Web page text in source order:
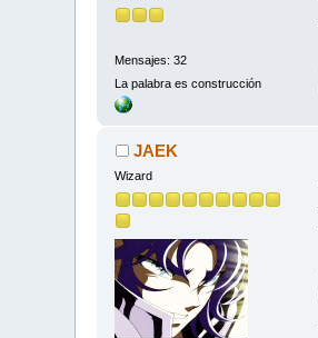
Mensajes: 32
La palabra es construcción
JAEK
Wizard